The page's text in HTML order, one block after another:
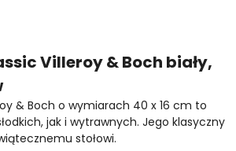
Villeroy & Boch biały,
& Boch o wymiarach 40 x 16 cm to
jak i wytrawnych. Jego klasyczny
stołowi.